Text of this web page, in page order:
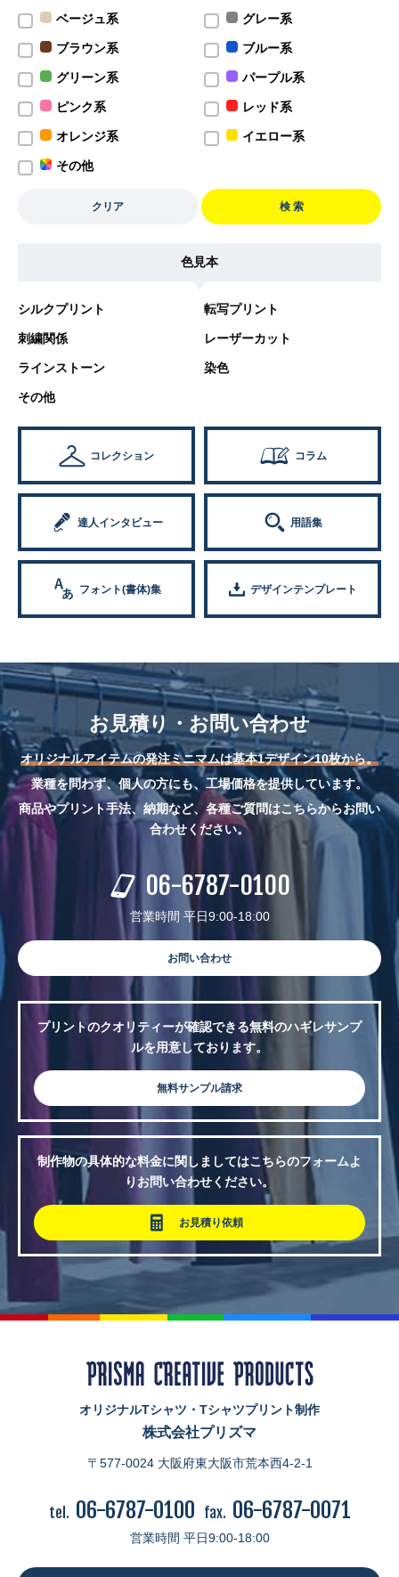
ベージュ系 グレー系
ブラウン系 ブルー系
グリーン系 パープル系
ピンク系 レッド系
オレンジ系 イエロー系
その他
クリア 検 索
色見本
シルクプリント 転写プリント
刺繍関係 レーザーカット
ラインストーン 染色
その他
コレクション コラム
達人インタビュー 用語集
フォント(書体)集 デザインテンプレート
お見積り・お問い合わせ
オリジナルアイテムの発注ミニマムは基本1デザイン10枚から。
業種を問わず、個人の方にも、工場価格を提供しています。
商品やプリント手法、納期など、各種ご質問はこちらからお問い
合わせください。
06-6787-0100
営業時間 平日9:00-18:00
お問い合わせ
プリントのクオリティーが確認できる無料のハギレサンプ
ルを用意しております。
無料サンプル請求
制作物の具体的な料金に関しましてはこちらのフォームよ
りお問い合わせください。
お見積り依頼
オリジナルTシャツ・Tシャツプリント制作
株式会社プリズマ
〒577-0024 大阪府東大阪市荒本西4-2-1
tel. 06-6787-0100 fax. 06-6787-0071
営業時間 平日9:00-18:00